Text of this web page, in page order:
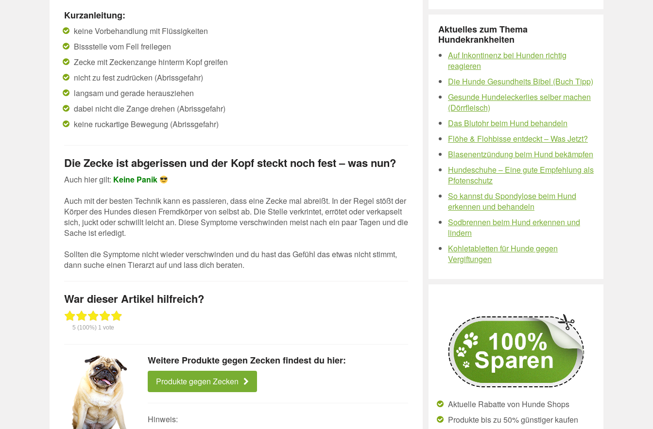
Kurzanleitung:
keine Vorbehandlung mit Flüssigkeiten
Bissstelle vom Fell freilegen
Zecke mit Zeckenzange hinterm Kopf greifen
nicht zu fest zudrücken (Abrissgefahr)
langsam und gerade herausziehen
dabei nicht die Zange drehen (Abrissgefahr)
keine ruckartige Bewegung (Abrissgefahr)
Die Zecke ist abgerissen und der Kopf steckt noch fest – was nun?
Auch hier gilt: Keine Panik
Auch mit der besten Technik kann es passieren, dass eine Zecke mal abreißt. In der Regel stößt der
Körper des Hundes diesen Fremdkörper von selbst ab. Die Stelle verkrintet, errötet oder verkapselt
sich, juckt oder schwillt leicht an. Diese Symptome verschwinden meist nach ein paar Tagen und die
Sache ist erledigt.
Sollten die Symptome nicht wieder verschwinden und du hast das Gefühl das etwas nicht stimmt,
dann suche einen Tierarzt auf und lass dich beraten.
War dieser Artikel hilfreich?
5 (100%) 1 vote
Weitere Produkte gegen Zecken findest du hier:
Produkte gegen Zecken
Hinweis:
Aktuelles zum Thema
Hundekrankheiten
Auf Inkontinenz bei Hunden richtig
reagieren
Die Hunde Gesundheits Bibel (Buch Tipp)
Gesunde Hundeleckerlies selber machen
(Dörrfleisch)
Das Blutohr beim Hund behandeln
Flöhe & Flohbisse entdeckt – Was Jetzt?
Blasenentzündung beim Hund bekämpfen
Hundeschuhe – Eine gute Empfehlung als
Pfotenschutz
So kannst du Spondylose beim Hund
erkennen und behandeln
Sodbrennen beim Hund erkennen und
lindern
Kohletabletten für Hunde gegen
Vergiftungen
Aktuelle Rabatte von Hunde Shops
Produkte bis zu 50% günstiger kaufen